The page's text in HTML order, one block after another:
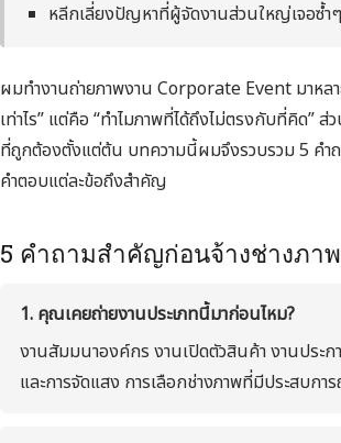
หลีกเลี่ยงปัญหาที่ผู้จัดงานส่วนใหญ่เจอซ้ำ
ผมทำงานถ่ายภาพงาน Corporate Event มาหล
เท่าไร” แต่คือ “ทำไมภาพที่ได้ถึงไม่ตรงกับที่คิด”
ที่ถูกต้องตั้งแต่ต้น บทความนี้ผมจึงรวบรวม 5 คำ
คำตอบแต่ละข้อถึงสำคัญ
5 คำถามสำคัญก่อนจ้างช่างภา
1. คุณเคยถ่ายงานประเภทนี้มาก่อนไหม?
งานสัมมนาองค์กร งานเปิดตัวสินค้า งานประ
และการจัดแสง การเลือกช่างภาพที่มีประสบก